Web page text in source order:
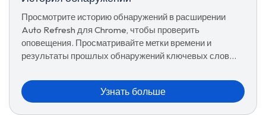
Просмотрите историю обнаружений в расширении
Auto Refresh для Chrome, чтобы проверить
оповещения. Просматривайте метки времени и
результаты прошлых обнаружений ключевых слов
Узнать больше